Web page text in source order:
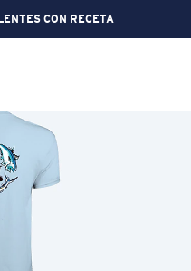
CON RECETA
Precio:
Cantidad: